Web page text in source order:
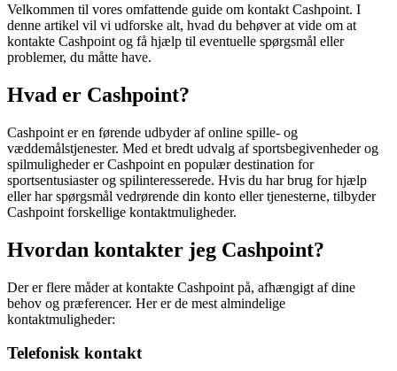
Velkommen til vores omfattende guide om kontakt Cashpoint. I
denne artikel vil vi udforske alt, hvad du behøver at vide om at
kontakte Cashpoint og få hjælp til eventuelle spørgsmål eller
problemer, du måtte have.
Hvad er Cashpoint?
Cashpoint er en førende udbyder af online spille- og
væddemålstjenester. Med et bredt udvalg af sportsbegivenheder og
spilmuligheder er Cashpoint en populær destination for
sportsentusiaster og spilinteresserede. Hvis du har brug for hjælp
eller har spørgsmål vedrørende din konto eller tjenesterne, tilbyder
Cashpoint forskellige kontaktmuligheder.
Hvordan kontakter jeg Cashpoint?
Der er flere måder at kontakte Cashpoint på, afhængigt af dine
behov og præferencer. Her er de mest almindelige
kontaktmuligheder:
Telefonisk kontakt